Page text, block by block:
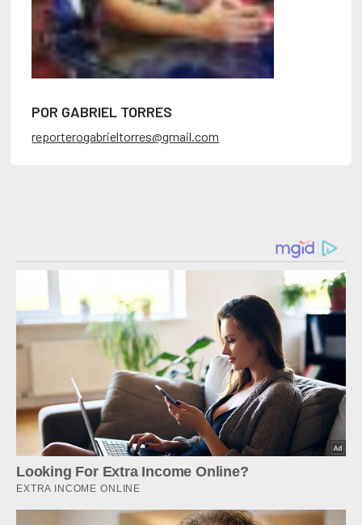
POR GABRIEL TORRES
reporterogabrieltorres@gmail.com